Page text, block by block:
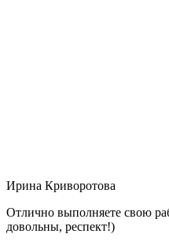
Ирина Криворотова
Отлично выполняете свою
довольны, респект!)